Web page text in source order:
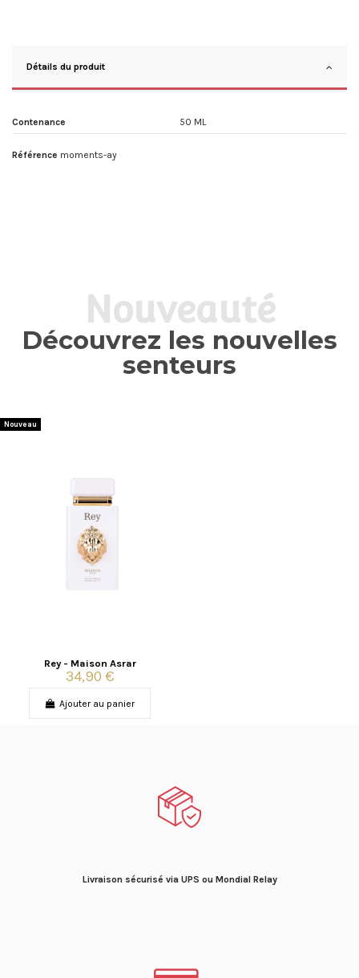
Détails du produit
Contenance 50 ML
Référence moments-ay
Nouveauté
Découvrez les nouvelles
senteurs
Nouveau
Rey - Maison Asrar
34,90 €
Ajouter au panier
Livraison sécurisé via UPS ou Mondial Relay